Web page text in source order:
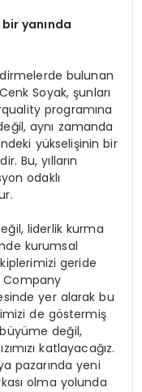
yanında
bulunan
Soyak, şunları
programına
aynı zamanda
yükselişinin bir
Bu, yılların
odaklı
liderlik kurma
kurumsal
geride
Company
yer alarak bu
de göstermiş
değil,
katlayacağız.
pazarında yeni
olma yolunda